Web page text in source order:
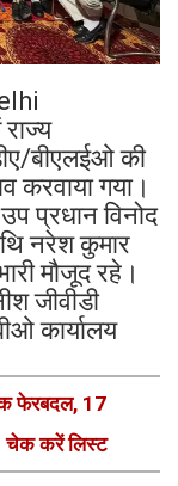
बीएलईओ की
करवाया गया।
प्रधान विनोद
नरेश कुमार
मौजूद रहे।
जीवीडी
कार्यालय
फेरबदल, 17
चेक करें लिस्ट